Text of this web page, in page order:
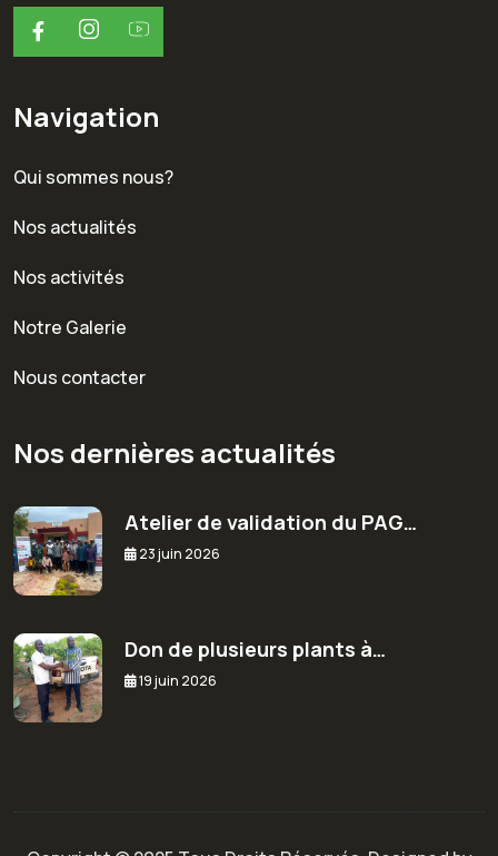
Navigation
Qui sommes nous?
Nos actualités
Nos activités
Notre Galerie
Nous contacter
Nos dernières actualités
Atelier de validation du PAG…
23 juin 2026
Don de plusieurs plants à…
19 juin 2026